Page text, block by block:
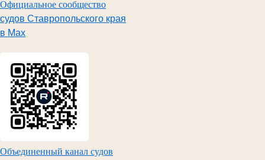
Официальное сообщество
судов Ставропольского края
в Max
Объединенный канал судов